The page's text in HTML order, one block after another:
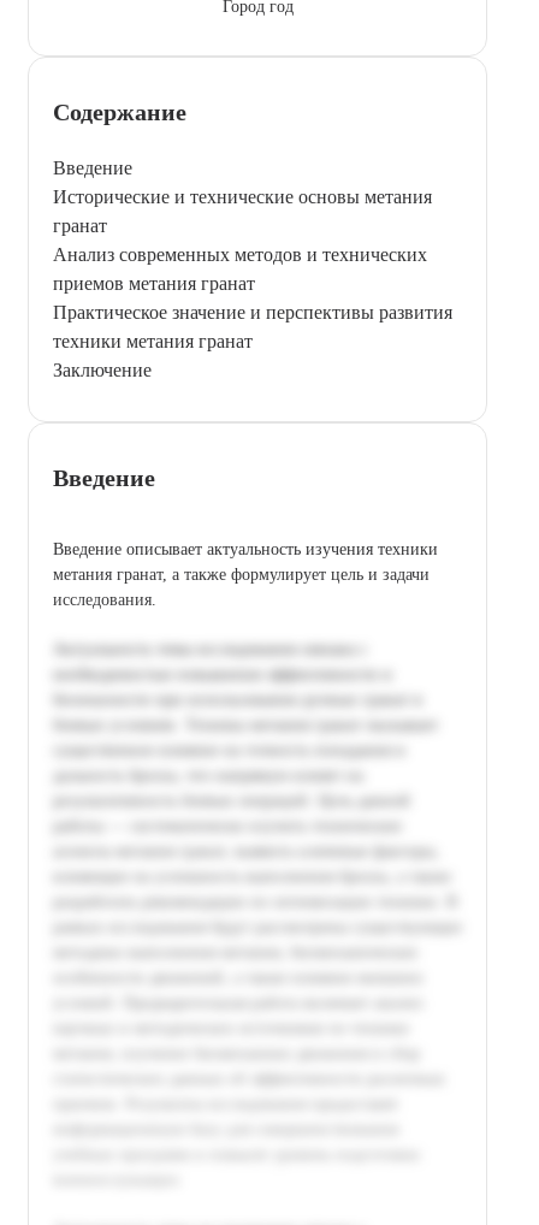
Город год
Содержание
Введение
Исторические и технические основы метания
гранат
Анализ современных методов и технических
приемов метания гранат
Практическое значение и перспективы развития
техники метания гранат
Заключение
Введение
Введение описывает актуальность изучения техники
метания гранат, а также формулирует цель и задачи
исследования.